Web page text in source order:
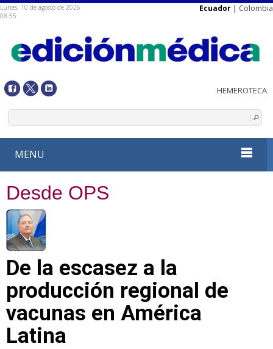
Lunes, 10 de agosto de 2026
08:55
Ecuador | Colombia
MENU
Desde OPS
De la escasez a la
producción regional de
vacunas en América
Latina